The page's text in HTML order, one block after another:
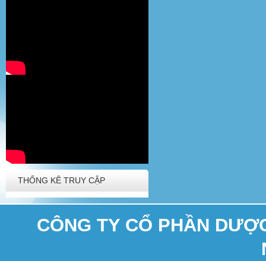
THỐNG KÊ TRUY CẬP
CÔNG TY CỔ PHẦN